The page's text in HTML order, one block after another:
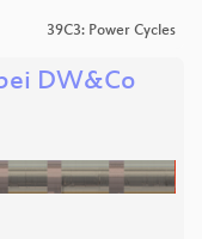
39C3: Power Cycles
DW&Co